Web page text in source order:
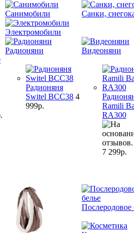
Санимобили Санки,
Электромобили
Радионяни Видеоняни
Радионяня
Switel BCC38 4
999р.
Ramili
RA300
7 299р.
Послеродовое